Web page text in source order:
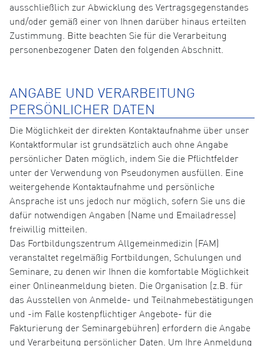
ausschließlich zur Abwicklung des Vertragsgegenstandes
und/oder gemäß einer von Ihnen darüber hinaus erteilten
Zustimmung. Bitte beachten Sie für die Verarbeitung
personenbezogener Daten den folgenden Abschnitt.
ANGABE UND VERARBEITUNG
PERSÖNLICHER DATEN
Die Möglichkeit der direkten Kontaktaufnahme über unser
Kontaktformular ist grundsätzlich auch ohne Angabe
persönlicher Daten möglich, indem Sie die Pflichtfelder
unter der Verwendung von Pseudonymen ausfüllen. Eine
weitergehende Kontaktaufnahme und persönliche
Ansprache ist uns jedoch nur möglich, sofern Sie uns die
dafür notwendigen Angaben (Name und Emailadresse)
freiwillig mitteilen.
Das Fortbildungszentrum Allgemeinmedizin (FAM)
veranstaltet regelmäßig Fortbildungen, Schulungen und
Seminare, zu denen wir Ihnen die komfortable Möglichkeit
einer Onlineanmeldung bieten. Die Organisation (z.B. für
das Ausstellen von Anmelde- und Teilnahmebestätigungen
und -im Falle kostenpflichtiger Angebote- für die
Fakturierung der Seminargebühren) erfordern die Angabe
und Verarbeitung persönlicher Daten. Um Ihre Anmeldung